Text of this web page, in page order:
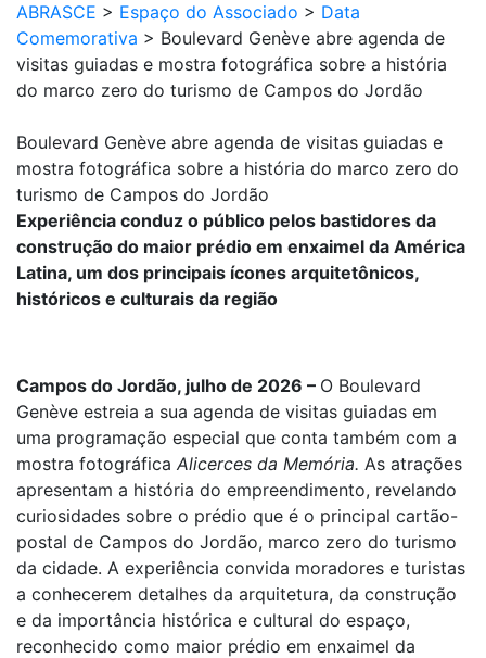
ABRASCE > Espaço do Associado > Data
Comemorativa > Boulevard Genève abre agenda de
visitas guiadas e mostra fotográfica sobre a história
do marco zero do turismo de Campos do Jordão
Boulevard Genève abre agenda de visitas guiadas e
mostra fotográfica sobre a história do marco zero do
turismo de Campos do Jordão
Experiência conduz o público pelos bastidores da
construção do maior prédio em enxaimel da América
Latina, um dos principais ícones arquitetônicos,
históricos e culturais da região
Campos do Jordão, julho de 2026 – O Boulevard
Genève estreia a sua agenda de visitas guiadas em
uma programação especial que conta também com a
mostra fotográfica Alicerces da Memória. As atrações
apresentam a história do empreendimento, revelando
curiosidades sobre o prédio que é o principal cartão-
postal de Campos do Jordão, marco zero do turismo
da cidade. A experiência convida moradores e turistas
a conhecerem detalhes da arquitetura, da construção
e da importância histórica e cultural do espaço,
reconhecido como maior prédio em enxaimel da